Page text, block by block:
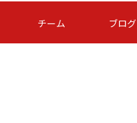
15:00 第16節 09/05 (土) 16:00
ＡＧＦ
-
チーム ブログ